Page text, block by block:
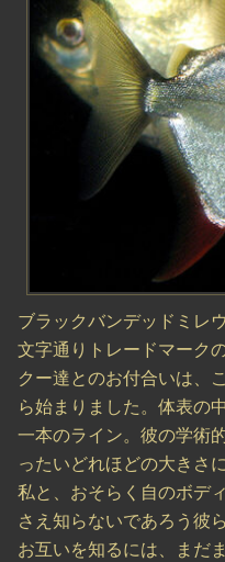
ブラックバンデッドミ
文字通りトレードマーク
クー達とのお付合いは、
ら始まりました。体表の
一本のライン。彼の学術
ったいどれほどの大きさ
私と、おそらく自のボデ
さえ知らないであろう彼
お互いを知るには、まだ